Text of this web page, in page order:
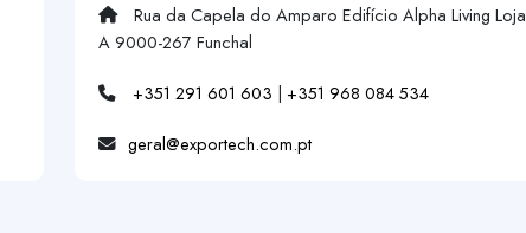
Rua da Capela do Amparo Edifício Alpha Living Loja
A 9000-267 Funchal
+351 291 601 603 | +351 968 084 534
geral@exportech.com.pt